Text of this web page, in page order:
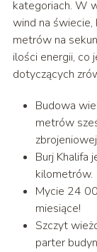
kategoriach. W
wind na świecie,
metrów na
ilości energii, co
dotyczących
Budowa
metrów
Burj Khalifa
kilometrów.
Mycie 24
miesiące!
Szczyt
parter